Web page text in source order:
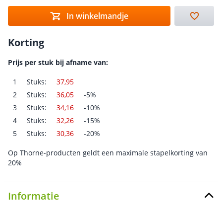
In winkelmandje
Korting
Prijs per stuk bij afname van:
1 Stuks:
37,95
2
Stuks: 36,05
-5%
3
Stuks: 34,16
-10%
4
Stuks: 32,26
-15%
5
Stuks: 30,36 -20%
Op Thorne-producten geldt een maximale stapelkorting van
20%
Informatie